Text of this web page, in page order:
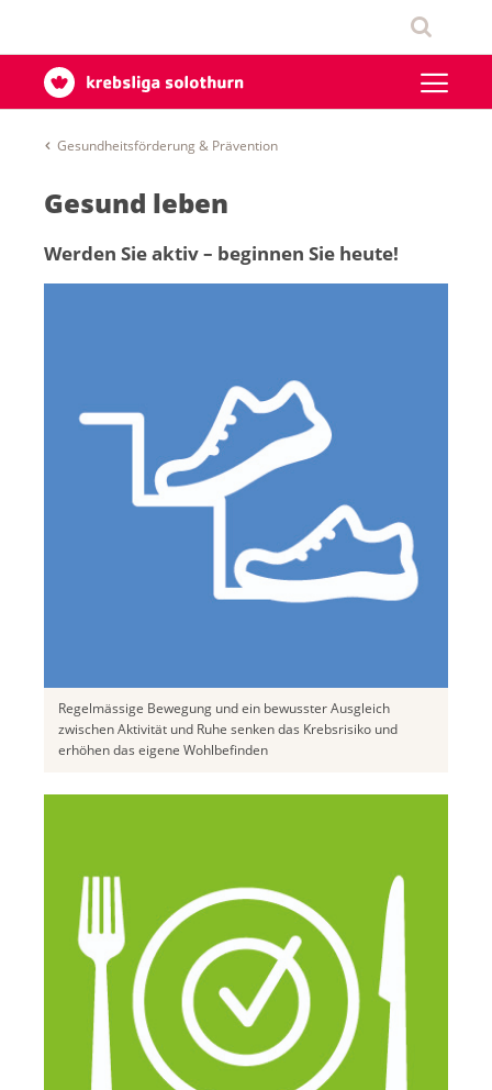
Gesundheitsförderung & Prävention
Gesund leben
Werden Sie aktiv – beginnen Sie heute!
Regelmässige Bewegung und ein bewusster Ausgleich
zwischen Aktivität und Ruhe senken das Krebsrisiko und
erhöhen das eigene Wohlbefinden